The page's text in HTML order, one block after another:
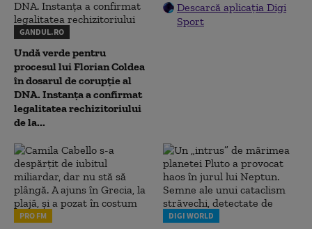
GANDUL.RO
Undă verde pentru
procesul lui Florian Coldea
în dosarul de corupție al
DNA. Instanța a confirmat
legalitatea rechizitoriului
de la...
Descarcă aplicația Digi
Sport
PRO FM DIGI WORLD